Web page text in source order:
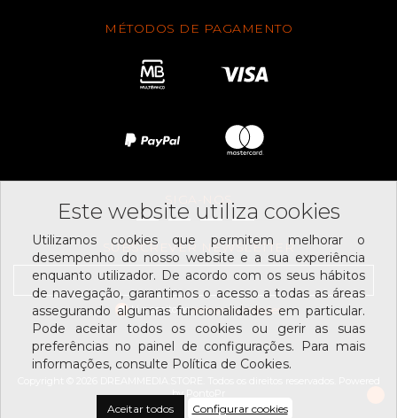
MÉTODOS DE PAGAMENTO
SIGA-NOS
SUBSCREVER NEWSLETTER
Li e aceito ostermos e condições
by
Este website utiliza cookies
Utilizamos cookies que permitem melhorar o
desempenho do nosso website e a sua experiência
enquanto utilizador. De acordo com os seus hábitos
de navegação, garantimos o acesso a todas as áreas
assegurando algumas funcionalidades em particular.
Pode aceitar todos os cookies ou gerir as suas
preferências no painel de configurações. Para mais
informações, consulte Política de Cookies.
Aceitar todos Configurar cookies